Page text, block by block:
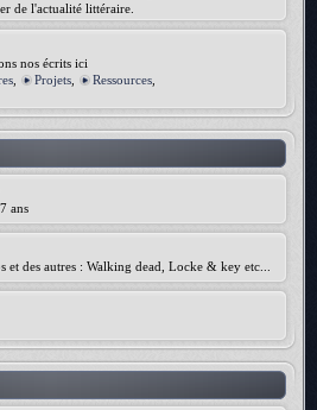
de l'actualité littéraire.
nos écrits ici
Projets Ressources
ans
et des autres : Walking dead, Locke & key etc...